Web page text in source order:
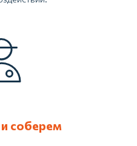
соберем